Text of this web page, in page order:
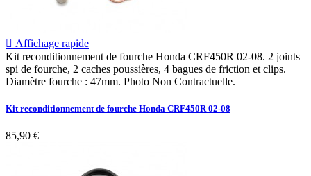
 Affichage rapide
Kit reconditionnement de fourche Honda CRF450R 02-08. 2 joints
spi de fourche, 2 caches poussières, 4 bagues de friction et clips.
Diamètre fourche : 47mm. Photo Non Contractuelle.
Kit reconditionnement de fourche Honda CRF450R 02-08
85,90 €